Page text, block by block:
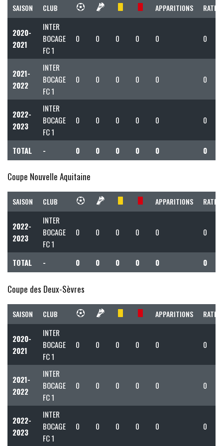
SAISON CLUB APPARITIONS RATIO
2020-
2021
INTER
BOCAGE
FC 1
0 0 0 0 0 0
2021-
2022
INTER
BOCAGE
FC 1
0 0 0 0 0 0
2022-
2023
INTER
BOCAGE
FC 1
0 0 0 0 0 0
TOTAL - 0 0 0 0 0 0
Coupe Nouvelle Aquitaine
SAISON CLUB APPARITIONS RATIO
2022-
2023
INTER
BOCAGE
FC 1
0 0 0 0 0 0
TOTAL - 0 0 0 0 0 0
Coupe des Deux-Sèvres
SAISON CLUB APPARITIONS RATIO
2020-
2021
INTER
BOCAGE
FC 1
0 0 0 0 0 0
2021-
2022
INTER
BOCAGE
FC 1
0 0 0 0 0 0
2022-
2023
INTER
BOCAGE
FC 1
0 0 0 0 0 0